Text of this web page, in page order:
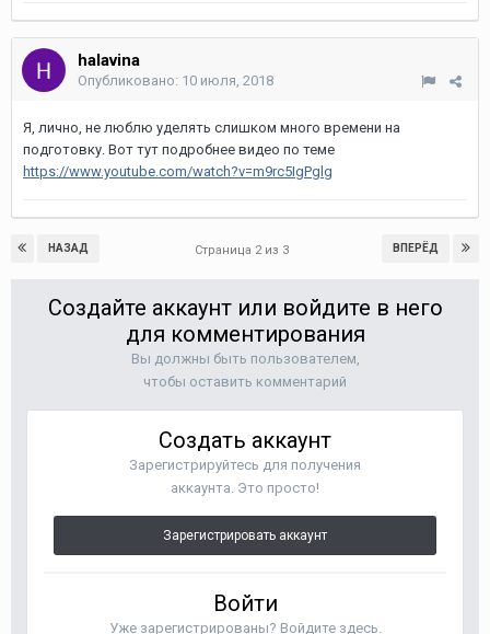
halavina
Опубликовано: 10 июля, 2018
Я, лично, не люблю уделять слишком много времени на
подготовку. Вот тут подробнее видео по теме
https://www.youtube.com/watch?v=m9rc5IgPglg
НАЗАД ВПЕРЁД
Страница 2 из 3
Создайте аккаунт или войдите в него
для комментирования
Вы должны быть пользователем,
чтобы оставить комментарий
Создать аккаунт
Зарегистрируйтесь для получения
аккаунта. Это просто!
Зарегистрировать аккаунт
Войти
Уже зарегистрированы? Войдите здесь.